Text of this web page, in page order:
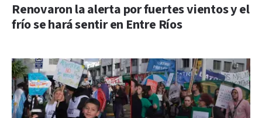
Renovaron la alerta por fuertes vientos y el
frío se hará sentir en Entre Ríos